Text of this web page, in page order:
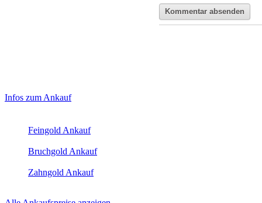
Sidebar
Infos zum Ankauf
Feingold Ankauf
Bruchgold Ankauf
Zahngold Ankauf